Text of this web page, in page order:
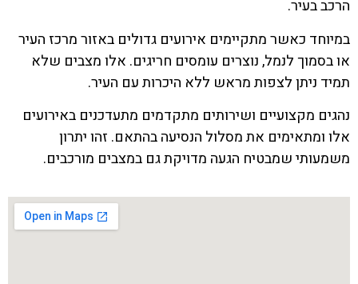
הרכב בעיר.
במיוחד כאשר מתקיימים אירועים גדולים באזור מרכז העיר
או בסמוך לנמל, נוצרים עומסים חריגים. אלו מצבים שלא
תמיד ניתן לצפות מראש ללא היכרות עם העיר.
נהגים מקצועיים ושירותים מתקדמים מתעדכנים באירועים
אלו ומתאימים את מסלול הנסיעה בהתאם. זהו יתרון
משמעותי שמבטיח הגעה מדויקת גם במצבים מורכבים.